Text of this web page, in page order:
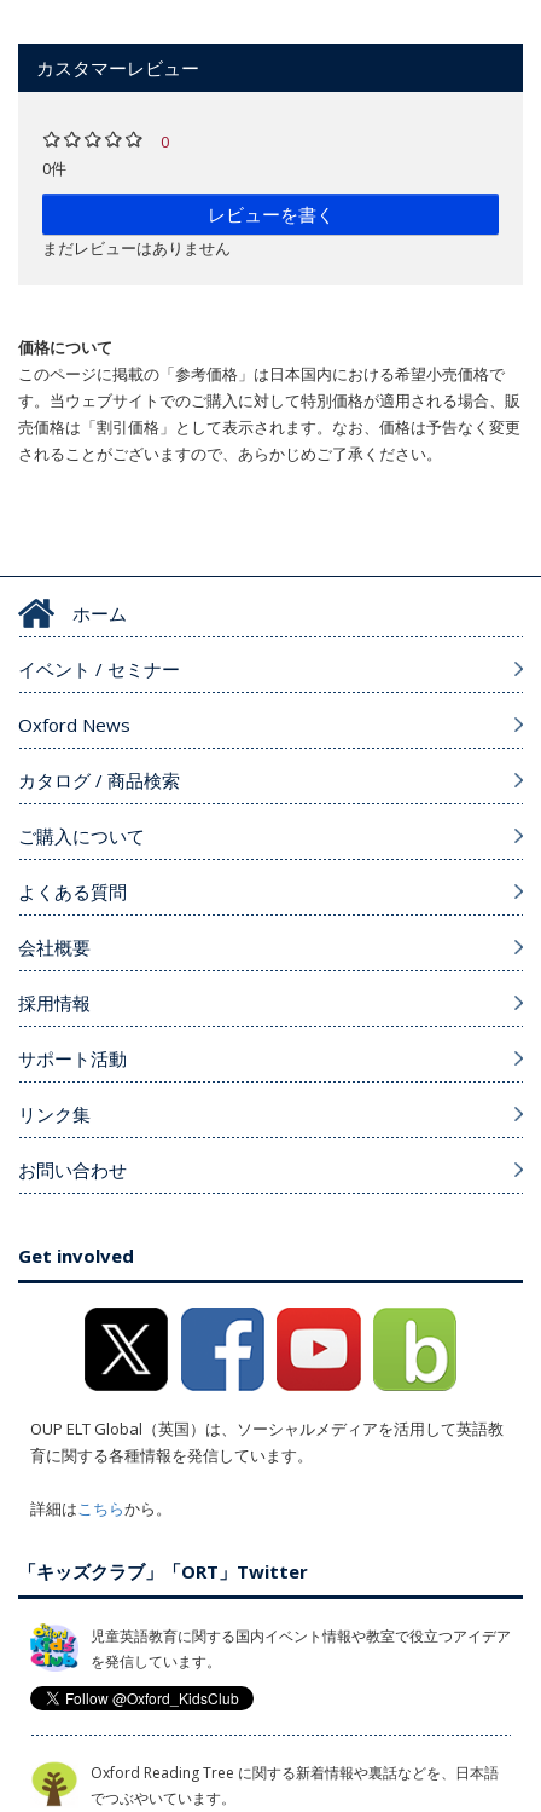
カスタマーレビュー
0
0件
レビューを書く
まだレビューはありません
価格について
このページに掲載の「参考価格」は日本国内における希望小売価格で
す。当ウェブサイトでのご購入に対して特別価格が適用される場合、販
売価格は「割引価格」として表示されます。なお、価格は予告なく変更
されることがございますので、あらかじめご了承ください。
ホーム
イベント / セミナー
Oxford News
カタログ / 商品検索
ご購入について
よくある質問
会社概要
採用情報
サポート活動
リンク集
お問い合わせ
Get involved
OUP ELT Global（英国）は、ソーシャルメディアを活用して英語教
育に関する各種情報を発信しています。
詳細はこちらから。
「キッズクラブ」「ORT」Twitter
児童英語教育に関する国内イベント情報や教室で役立つアイデア
を発信しています。
Oxford Reading Tree に関する新着情報や裏話などを、日本語
でつぶやいています。